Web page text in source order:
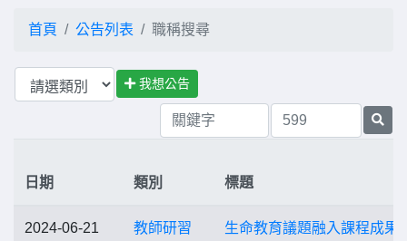
首頁 公告列表 職稱搜尋
我想公告
日期 類別 標題
2024-06-21 教師研習
生命教育議題融入課程成果